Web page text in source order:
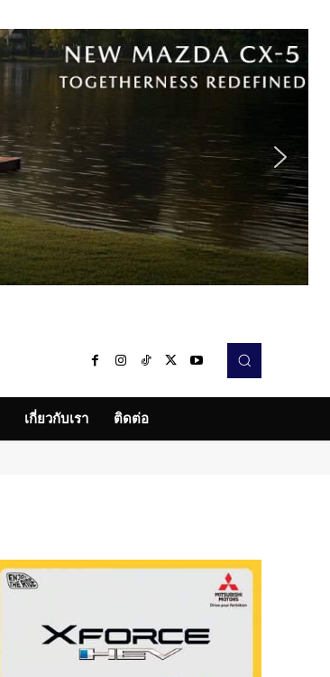
เกี่ยวกับเรา ติดต่อ